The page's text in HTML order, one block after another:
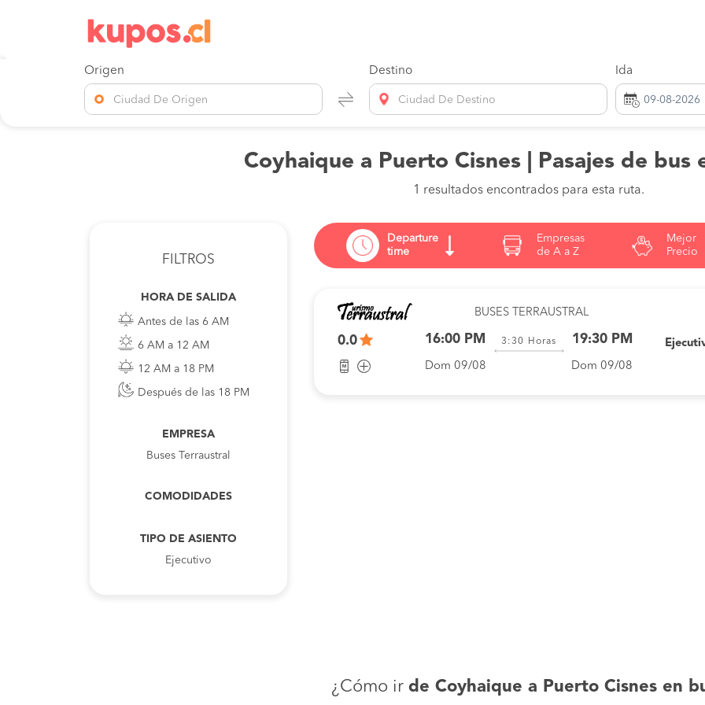
Origen
Ciudad De Origen
Destino
Ciudad De Destino
Ida
Coyhaique a Puerto Cisnes | Pasajes de bus
1 resultados encontrados para esta ruta.
FILTROS
HORA DE SALIDA
Antes de las 6 AM
6 AM a 12 AM
12 AM a 18 PM
Después de las 18 PM
EMPRESA
Buses Terraustral
COMODIDADES
TIPO DE ASIENTO
Ejecutivo
Departure
time
Empresas
de A a Z
Mejor
Precio
BUSES TERRAUSTRAL
0.0 16:00 PM 3:30 Horas 19:30 PM
Dom 09/08 Dom 09/08
¿Cómo ir de Coyhaique a Puerto Cisnes en